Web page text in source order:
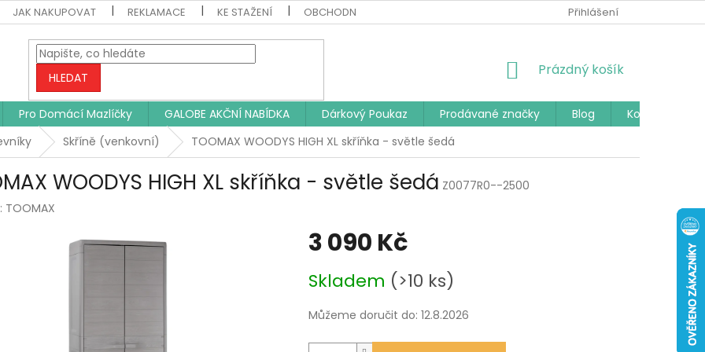
JAK NAKUPOVAT REKLAMACE KE STAŽENÍ OBCHODNÍ PODMÍNKY PODMÍNKY OCHRANY OSOBNÍCH ÚDAJŮ
Přihlášení
HLEDAT
NÁKUPNÍ
Prázdný košík
Pro Domácí Mazlíčky GALOBE AKČNÍ NABÍDKA Dárkový Poukaz Prodávané značky Blog
Kontakty
Skříně (venkovní) TOOMAX WOODYS HIGH XL skříňka - světle šedá
WOODYS HIGH XL skříňka - světle šedá Z0077R0--2500
TOOMAX
3 090 Kč
cena:
Skladem (>10 ks)
Můžeme doručit do: 12.8.2026